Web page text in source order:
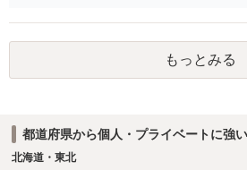
もっとみる
都道府県から個人・プライベートに強
北海道・東北